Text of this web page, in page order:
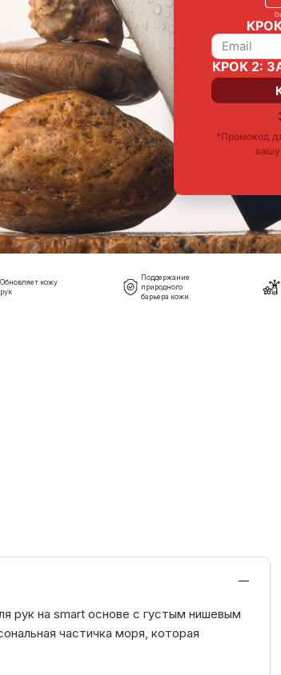
Обновляет кожу
рук
Поддержание
природного
барьера кожи
рук на smart основе с густым нишевым
частичка моря, которая